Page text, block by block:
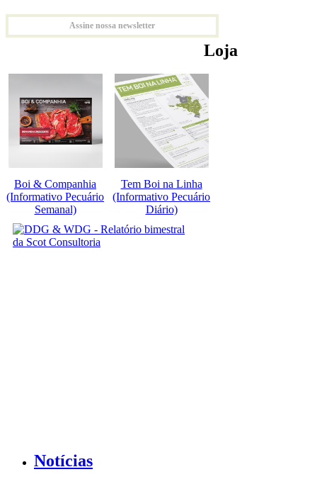
Assine nossa newsletter
Loja
Boi & Companhia
(Informativo Pecuário
Semanal)
Tem Boi na Linha
(Informativo Pecuário
Diário)
Notícias